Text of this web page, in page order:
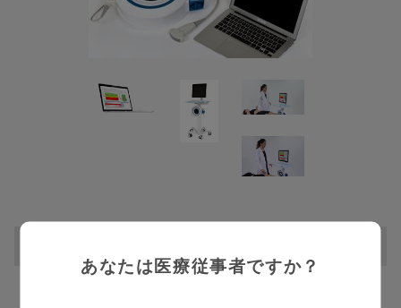
あなたは医療従事者ですか？